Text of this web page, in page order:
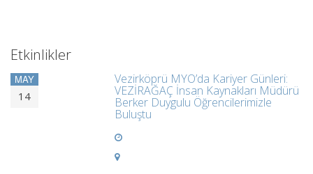
Etkinlikler
MAY
14
Vezirköprü MYO’da Kariyer Günleri:
VEZİRAĞAÇ İnsan Kaynakları Müdürü
Berker Duygulu Öğrencilerimizle
Buluştu